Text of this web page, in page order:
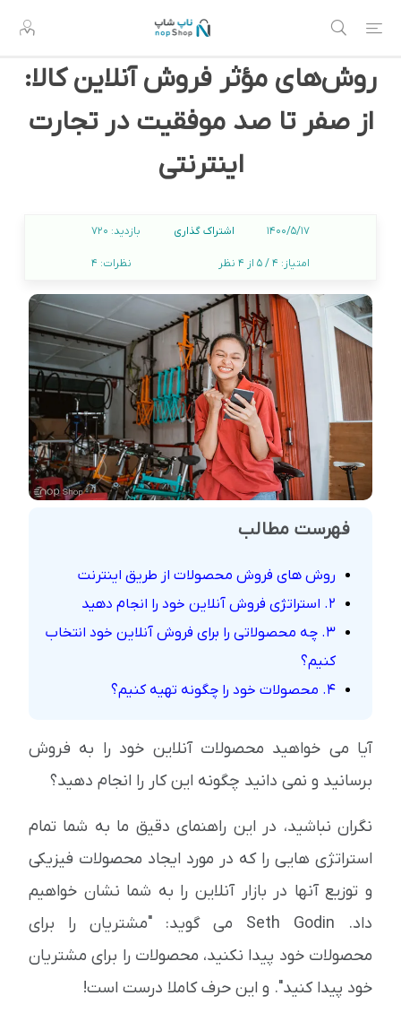
روش‌های مؤثر فروش آنلاین کالا:
از صفر تا صد موفقیت در تجارت
اینترنتی
1400/5/17 اشتراک گذاری بازدید: 720
امتیاز: 4 / 5 از 4 نظر نظرات: 4
فهرست مطالب
روش های فروش محصولات از طریق اینترنت
2. استراتژی فروش آنلاین خود را انجام دهید
3. چه محصولاتی را برای فروش آنلاین خود انتخاب
کنیم؟
4. محصولات خود را چگونه تهیه کنیم؟
آیا می خواهید محصولات آنلاین خود را به فروش
برسانید و نمی دانید چگونه این کار را انجام دهید؟
نگران نباشید، در این راهنمای دقیق ما به شما تمام
استراتژی هایی را که در مورد ایجاد محصولات فیزیکی
و توزیع آنها در بازار آنلاین را به شما نشان خواهیم
داد. Seth Godin می گوید: "مشتریان را برای
محصولات خود پیدا نکنید، محصولات را برای مشتریان
خود پیدا کنید". و این حرف کاملا درست است!